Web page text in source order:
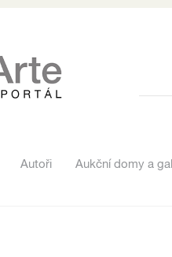
Autoři Aukční domy a